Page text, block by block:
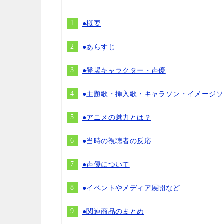
●概要
●あらすじ
●登場キャラクター・声優
●主題歌・挿入歌・キャラソン・イメージ
●アニメの魅力とは？
●当時の視聴者の反応
●声優について
●イベントやメディア展開など
●関連商品のまとめ